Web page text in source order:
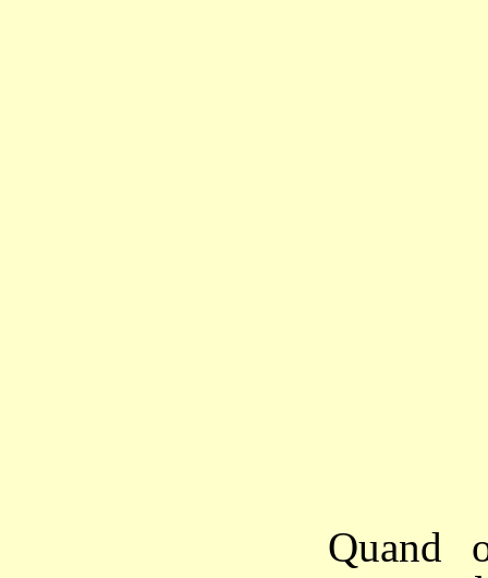
Quand